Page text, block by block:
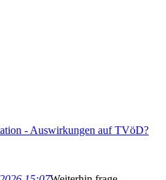
- Auswirkungen auf TVöD?